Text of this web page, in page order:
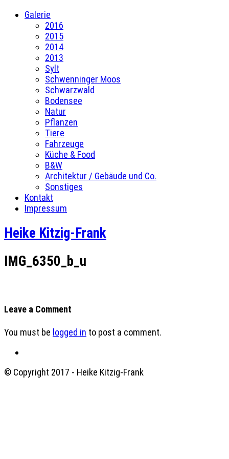
Galerie
2016
2015
2014
2013
Sylt
Schwenninger Moos
Schwarzwald
Bodensee
Natur
Pflanzen
Tiere
Fahrzeuge
Küche & Food
B&W
Architektur / Gebäude und Co.
Sonstiges
Kontakt
Impressum
Heike Kitzig-Frank
IMG_6350_b_u
Leave a Comment
You must be logged in to post a comment.
© Copyright 2017 - Heike Kitzig-Frank